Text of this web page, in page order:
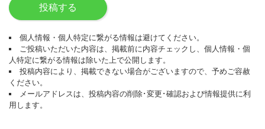
投稿する
個人情報・個人特定に繋がる情報は避けてください。
ご投稿いただいた内容は、掲載前に内容チェックし、個人情報・個
人特定に繋がる情報は除いた上で公開します。
投稿内容により、掲載できない場合がございますので、予めご容赦
ください。
メールアドレスは、投稿内容の削除･変更･確認および情報提供に利
用します。